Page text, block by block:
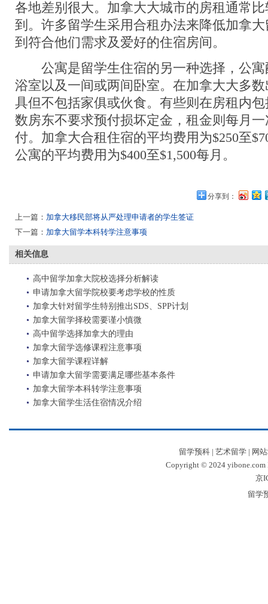
各地差别很大。加拿大大城市的房租通常
到。许多留学生采用合租办法来降低加拿
到符合他们需求及爱好的住宿房间。
公寓是留学生住宿的另一种选择，公寓
浴室以及一间或两间卧室。在加拿大大多
具但不包括家俱或伙食。有些则在房租内
数房东不要求预付损坏定金，租金则每月
付。加拿大合租住宿的平均费用为$250至
公寓的平均费用为$400至$1,500每月。
分享到：
上一篇： 加拿大移民部将从严处理申请者的学生签证
下一篇： 加拿大留学本科转学注意事项
相关信息
高中留学加拿大院校选择分析解读
申请加拿大留学院校要考虑学校的性质
加拿大针对留学生特别推出SDS、SPP计划
加拿大留学择校需要谨小慎微
高中留学选择加拿大的理由
加拿大留学选修课程注意事项
加拿大留学课程详解
申请加拿大留学需要满足哪些基本条件
加拿大留学本科转学注意事项
加拿大留学生活住宿情况介绍
留学预科| 艺术留学| 网
Copyright © 2024 yibone.com
京
留学